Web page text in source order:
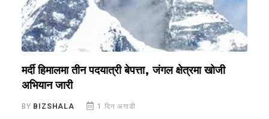
मर्दी हिमालमा तीन पदयात्री बेपत्ता, जंगल क्षेत्रमा खोजी
अभियान जारी
BY BIZSHALA 1 दिन अगाडी